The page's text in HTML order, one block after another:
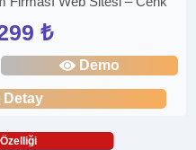
₺
Demo
Detay